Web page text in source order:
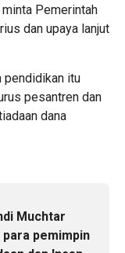
Pemerintah
dan upaya lanjut
pendidikan itu
pesantren dan
dana
Muchtar
pemimpin